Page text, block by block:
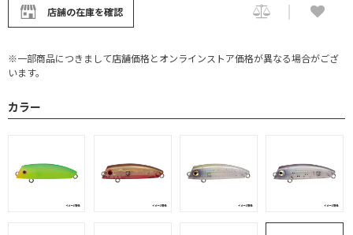
店舗の在庫を確認
※一部商品につきまして店舗価格とオンラインストア価格が異なる場合がござ
います。
カラー